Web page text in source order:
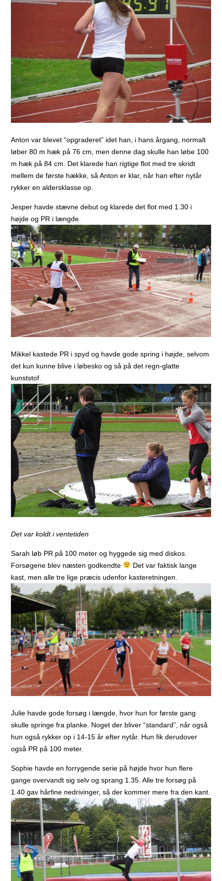
Anton var blevet “opgraderet” idet han, i hans årgang, normalt
løber 80 m hæk på 76 cm, men denne dag skulle han løbe 100
m hæk på 84 cm. Det klarede han rigtige flot med tre skridt
mellem de første hække, så Anton er klar, når han efter nytår
rykker en aldersklasse op.
Jesper havde stævne debut og klarede det flot med 1.30 i
højde og PR i længde.
Mikkel kastede PR i spyd og havde gode spring i højde, selvom
det kun kunne blive i løbesko og så på det regn-glatte
kunststof.
Det var koldt i ventetiden
Sarah løb PR på 100 meter og hyggede sig med diskos.
Forsøgene blev næsten godkendte
Det var faktisk lange
kast, men alle tre lige præcis udenfor kasteretningen.
Julie havde gode forsøg i længde, hvor hun for første gang
skulle springe fra planke. Noget der bliver “standard”, når også
hun også rykker op i 14-15 år efter nytår. Hun fik derudover
også PR på 100 meter.
Sophie havde en forrygende serie på højde hvor hun flere
gange overvandt sig selv og sprang 1.35. Alle tre forsøg på
1.40 gav hårfine nedrivinger, så der kommer mere fra den kant.